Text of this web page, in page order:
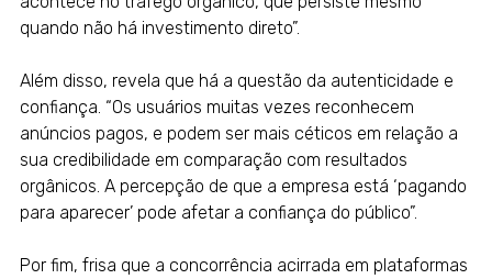
quando não há investimento direto”.
Além disso, revela que há a questão da autenticidade e
confiança. “Os usuários muitas vezes reconhecem
anúncios pagos, e podem ser mais céticos em relação a
sua credibilidade em comparação com resultados
orgânicos. A percepção de que a empresa está ‘pagando
para aparecer’ pode afetar a confiança do público”.
Por fim, frisa que a concorrência acirrada em plataformas